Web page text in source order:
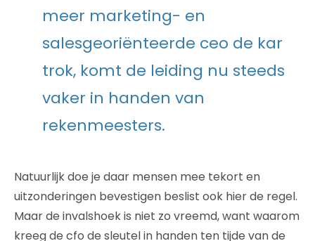
meer marketing- en
salesgeoriënteerde ceo de kar
trok, komt de leiding nu steeds
vaker in handen van
rekenmeesters.
Natuurlijk doe je daar mensen mee tekort en
uitzonderingen bevestigen beslist ook hier de regel.
Maar de invalshoek is niet zo vreemd, want waarom
kreeg de cfo de sleutel in handen ten tijde van de